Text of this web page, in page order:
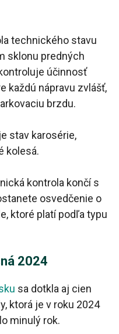
technického stavu
sklonu predných
účinnosť
každú nápravu zvlášť,
brzdu.
stav karosérie,
kolesá.
kontrola končí s
osvedčenie o
ktoré platí podľa typu
2024
sa dotkla aj cien
ktorá je v roku 2024
minulý rok.